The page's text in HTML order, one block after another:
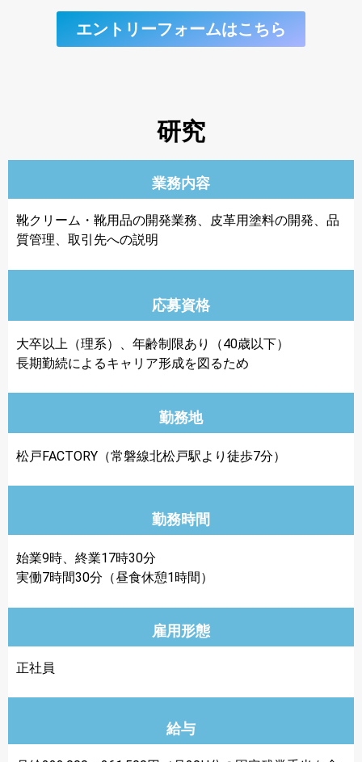
エントリーフォームはこちら
研究
業務内容
靴クリーム・靴用品の開発業務、皮革用塗料の開発、品
質管理、取引先への説明
応募資格
大卒以上（理系）、年齢制限あり（40歳以下）
長期勤続によるキャリア形成を図るため
勤務地
松戸FACTORY（常磐線北松戸駅より徒歩7分）
勤務時間
始業9時、終業17時30分
実働7時間30分（昼食休憩1時間）
雇用形態
正社員
給与